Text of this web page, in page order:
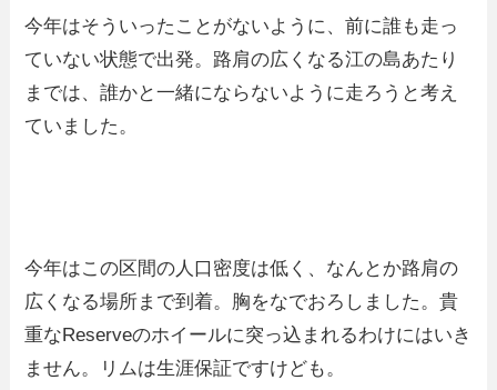
今年はそういったことがないように、前に誰も走っ
ていない状態で出発。路肩の広くなる江の島あたり
までは、誰かと一緒にならないように走ろうと考え
ていました。
今年はこの区間の人口密度は低く、なんとか路肩の
広くなる場所まで到着。胸をなでおろしました。貴
重なReserveのホイールに突っ込まれるわけにはいき
ません。リムは生涯保証ですけども。